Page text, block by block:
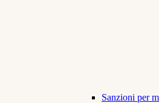
Sanzioni per